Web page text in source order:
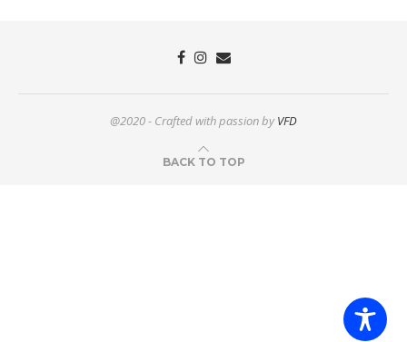
@2020 - Crafted with passion byVFD
BACK TO TOP